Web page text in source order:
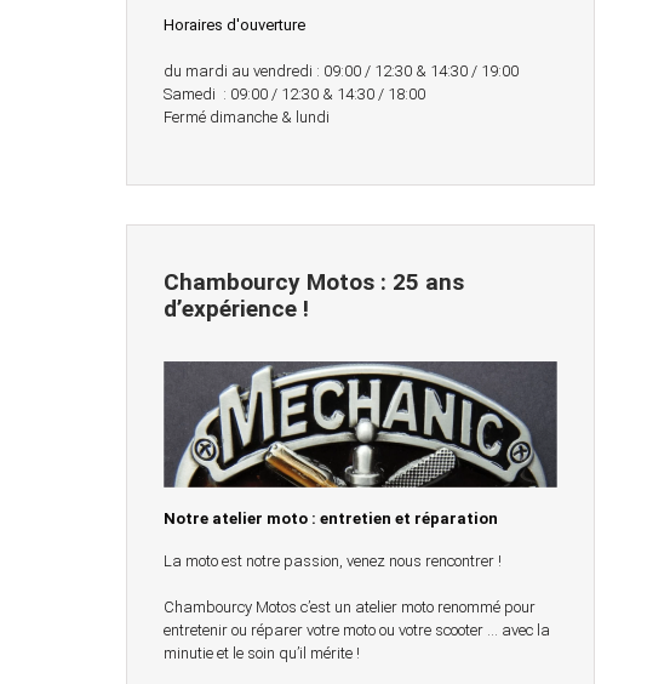
Horaires d'ouverture
du mardi au vendredi : 09:00 / 12:30 & 14:30 / 19:00
Samedi : 09:00 / 12:30 & 14:30 / 18:00
Fermé dimanche & lundi
Chambourcy Motos : 25 ans
d’expérience !
Notre atelier moto : entretien et réparation
La moto est notre passion, venez nous rencontrer !
Chambourcy Motos c’est un atelier moto renommé pour
entretenir ou réparer votre moto ou votre scooter … avec la
minutie et le soin qu’il mérite !